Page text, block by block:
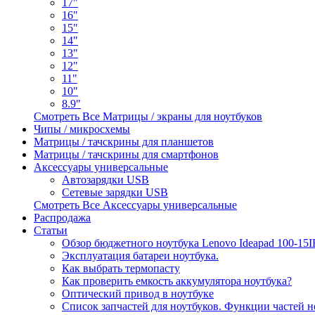
17"
16"
15"
14"
13"
12"
11"
10"
8.9"
Смотреть Все Матрицы / экраны для ноутбуков
Чипы / микросхемы
Матрицы / тачскрины для планшетов
Матрицы / тачскрины для смартфонов
Аксессуары универсальные
Автозарядки USB
Сетевые зарядки USB
Смотреть Все Аксессуары универсальные
Распродажа
Статьи
Обзор бюджетного ноутбука Lenovo Ideapad 100-
Эксплуатация батареи ноутбука.
Как выбрать термопасту
Как проверить емкость аккумулятора ноутбука?
Оптический привод в ноутбуке
Список запчастей для ноутбуков. Функции частей